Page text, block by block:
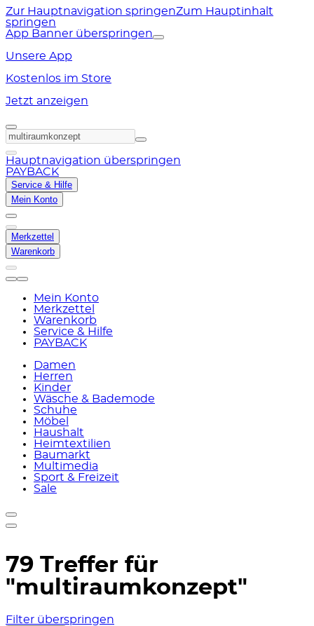
Zur Hauptnavigation springenZum Hauptinhalt
springen
App Banner überspringen
Unsere App
Kostenlos im Store
Jetzt anzeigen
Hauptnavigation überspringen
PAYBACK
Service & Hilfe
Mein Konto
Merkzettel
Warenkorb
Mein Konto
Merkzettel
Warenkorb
Service & Hilfe
PAYBACK
Damen
Herren
Kinder
Wäsche & Bademode
Schuhe
Möbel
Haushalt
Heimtextilien
Baumarkt
Multimedia
Sport & Freizeit
Sale
79 Treffer für
"multiraumkonzept"
Filter überspringen